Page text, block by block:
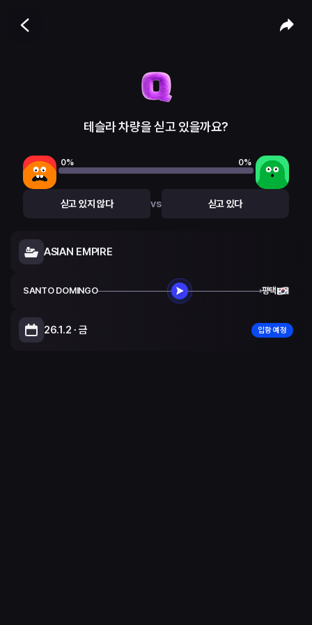
테슬라 차량을 싣고 있을까요?
0% 0%
싣고 있지 않다 vs 싣고 있다
ASIAN EMPIRE
SANTO DOMINGO 평택
26.1.2 ∙ 금 입항 예정